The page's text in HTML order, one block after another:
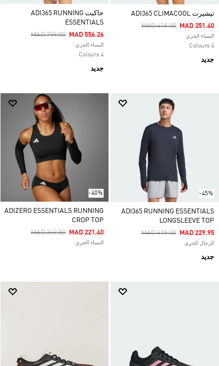
تيشيرت ADI365 CLIMACOOL
Price Reduced From
MAD 419.00ToMAD 251.40
النساء الجري
4 Colours
جديد
جاكيت ADI365 RUNNING
ESSENTIALS
Price Reduced From
MAD 799.00ToMAD 556.26
النساء الجري
4 Colours
جديد
-45%
ADI365 RUNNING ESSENTIALS
LONGSLEEVE TOP
Price Reduced From
MAD 419.00ToMAD 229.95
الرجال الجري
جديد
-40%
ADIZERO ESSENTIALS RUNNING
CROP TOP
Price Reduced From
MAD 369.00ToMAD 221.40
النساء الجري